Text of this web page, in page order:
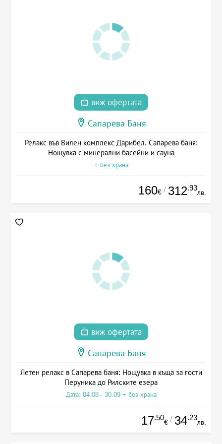
виж офертата
Сапарева Баня
Релакс във Вилен комплекс Дарибел, Сапарева баня:
Нощувка с минерални басейни и сауна
+ без храна
160€ / 312.93
лв.
виж офертата
Сапарева Баня
Летен релакс в Сапарева баня: Нощувка в къща за гости
Перуника до Рилските езера
Дата: 04.08 - 30.09 + без храна
17.50
€ / 34.23
лв.